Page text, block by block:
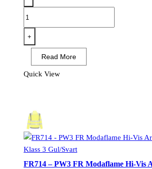
Hi-
Vis
Norm
+
Read More
Quick View
FR714 – PW3 FR Modaflame Hi-Vis